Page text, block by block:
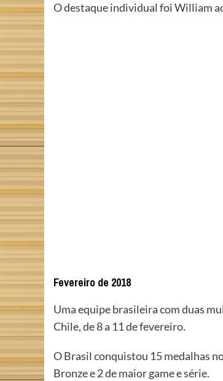
O destaque individual foi William
Fevereiro de 2018
Uma equipe brasileira com duas
Chile, de 8 a 11 de fevereiro.
O Brasil conquistou 15 medalhas
Bronze e 2 de maior game e série.